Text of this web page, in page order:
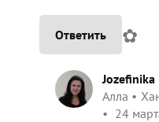
Ответить ✿
Jozefinika
Алла
24